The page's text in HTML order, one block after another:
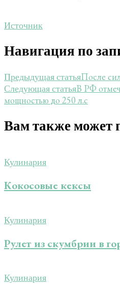
Источник
Навигация по
Предыдущая статьяПосле
Следующая статьяВ РФ
мощностью до 250 л.с
Вам также может
Кулинария
Кокосовые кексы
Кулинария
Рулет из скумбрии в
Кулинария